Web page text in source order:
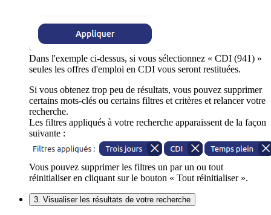
Dans l'exemple ci-dessus, si vous sélectionnez « CDI (941) »
seules les offres d'emploi en CDI vous seront restituées.
Si vous obtenez trop peu de résultats, vous pouvez supprimer
certains mots-clés ou certains filtres et critères et relancer votre
recherche.
Les filtres appliqués à votre recherche apparaissent de la façon
suivante :
Vous pouvez supprimer les filtres un par un ou tout
réinitialiser en cliquant sur le bouton « Tout réinitialiser ».
3. Visualiser les résultats de votre recherche